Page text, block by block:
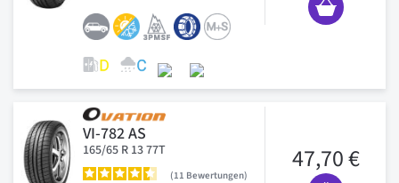
VI-782 AS
165/65 R 13 77T
11 Bewertungen
47,70 €